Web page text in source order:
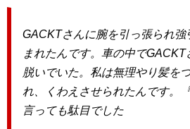
GACKTさんに腕を引っ張られ強
まれたんです。車の中で
脱いでいた。私は無理やり髪を
れ、くわえさせられたんです。
言っても駄目でした